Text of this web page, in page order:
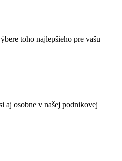
toho najlepšieho pre vašu
aj osobne v našej podnikovej